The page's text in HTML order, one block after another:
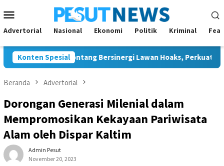
ke
kontenMobile
Advertorial Nasional Ekonomi Politik Kriminal
Konten Spesial
dan JMSI Bontang Bersinergi Lawan Hoaks, Perkuat
Beranda Advertorial
Dorongan Generasi Milenial dalam
Mempromosikan Kekayaan Pariwisata
Alam oleh Dispar Kaltim
Admin Pesut
November 20, 2023